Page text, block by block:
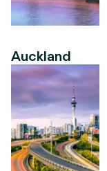
Auckland